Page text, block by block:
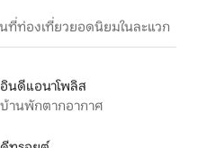
ที่ท่องเที่ยวยอดนิยมในละแวก
อินดีแอนาโพลิส
บ้านพักตากอากาศ